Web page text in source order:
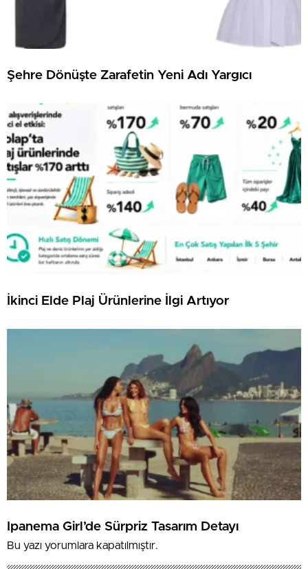
Şehre Dönüşte Zarafetin Yeni Adı Yargıcı
İkinci Elde Plaj Ürünlerine İlgi Artıyor
Ipanema Girl’de Sürpriz Tasarım Detayı
Bu yazı yorumlara kapatılmıştır.